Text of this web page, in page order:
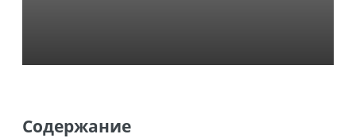
Содержание